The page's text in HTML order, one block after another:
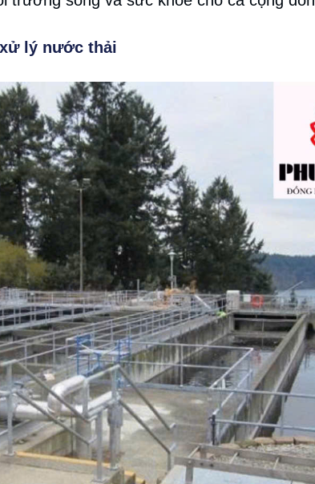
lý nước thải